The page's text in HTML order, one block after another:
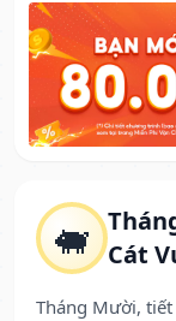
🐖
Cát
Tháng Mười,